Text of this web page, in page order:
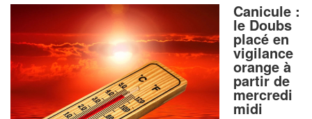
Canicule :
le Doubs
placé en
vigilance
orange à
partir de
mercredi
midi